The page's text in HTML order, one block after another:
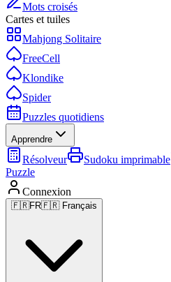
Mots croisés
Cartes et tuiles
Mahjong Solitaire
FreeCell
Klondike
Spider
Puzzles quotidiens
Apprendre
Résolveur Sudoku imprimable
Puzzle
Connexion
🇫🇷FR🇫🇷 Français